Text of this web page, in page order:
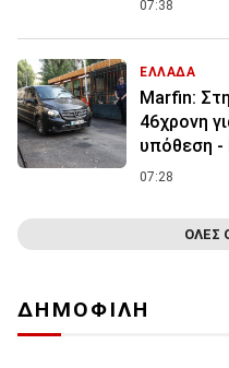
07:38
ΕΛΛΑΔΑ
Marfin:
46χρονη
υπόθεση -
07:28
ΟΛΕΣ
ΔΗΜΟΦΙΛΗ